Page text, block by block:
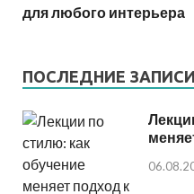
для любого интерьера
ПОСЛЕДНИЕ ЗАПИСИ